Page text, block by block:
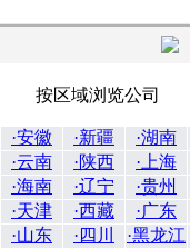
按区域浏览公司
·安徽 ·新疆 ·湖南
·云南
·陕西 ·上海
·海南
·辽宁 ·贵州
·天津
·西藏 ·广东
·山东
·四川 ·黑龙江